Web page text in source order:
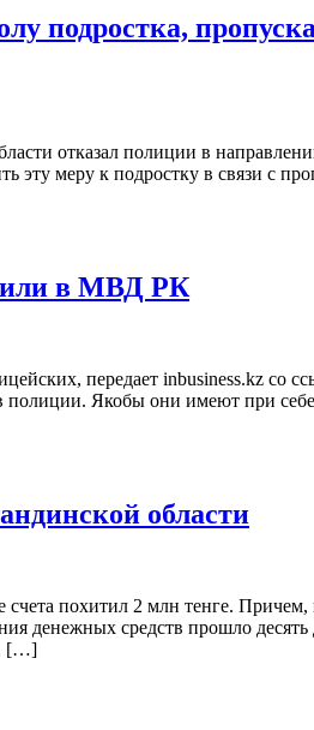
подростка,
отказал полиции в
эту меру к подростку в связи с
в МВД РК
передает inbusiness.kz cо
полиции. Якобы они имеют при
области
похитил 2 млн тенге. Причем,
денежных средств прошло
[…]